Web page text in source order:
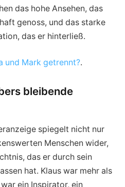
das hohe Ansehen, das
genoss, und das starke
das er hinterließ.
und Mark getrennt?.
bleibende
spiegelt nicht nur
Menschen wider,
das er durch sein
hat. Klaus war mehr als
ein Inspirator, ein